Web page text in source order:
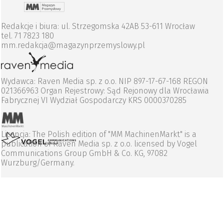
Redakcje i biura: ul. Strzegomska 42AB 53-611 Wrocław
tel. 71 7823 180
mm.redakcja@magazynprzemyslowy.pl
Wydawca: Raven Media sp. z o.o. NIP 897-17-67-168 REGON
021366963 Organ Rejestrowy: Sąd Rejonowy dla Wrocławia
Fabrycznej VI Wydział Gospodarczy KRS 0000370285
Licencja: The Polish edition of "MM MachinenMarkt" is a
publication of Raven Media sp. z o.o. licensed by Vogel
Communications Group GmbH & Co. KG, 97082
Wurzburg/Germany.